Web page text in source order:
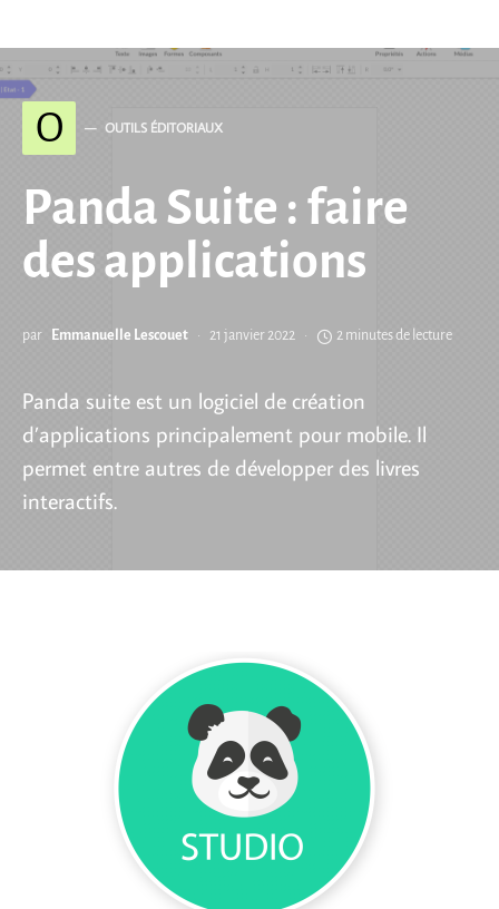
O OUTILS ÉDITORIAUX
Panda Suite : faire
des applications
par Emmanuelle Lescouet 21 janvier 2022 2 minutes de lecture
Panda suite est un logiciel de création
d’applications principalement pour mobile. Il
permet entre autres de développer des livres
interactifs.